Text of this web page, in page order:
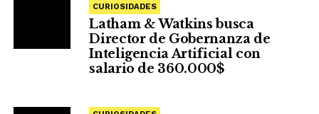
CURIOSIDADES
Latham & Watkins busca
Director de Gobernanza de
Inteligencia Artificial con
salario de 360.000$